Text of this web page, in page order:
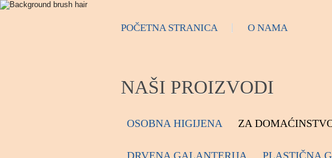
POČETNA STRANICA O NAMA
NAŠI PROIZVODI
OSOBNA HIGIJENA ZA
DRVENA GALANTERIJA PLASTIČNA